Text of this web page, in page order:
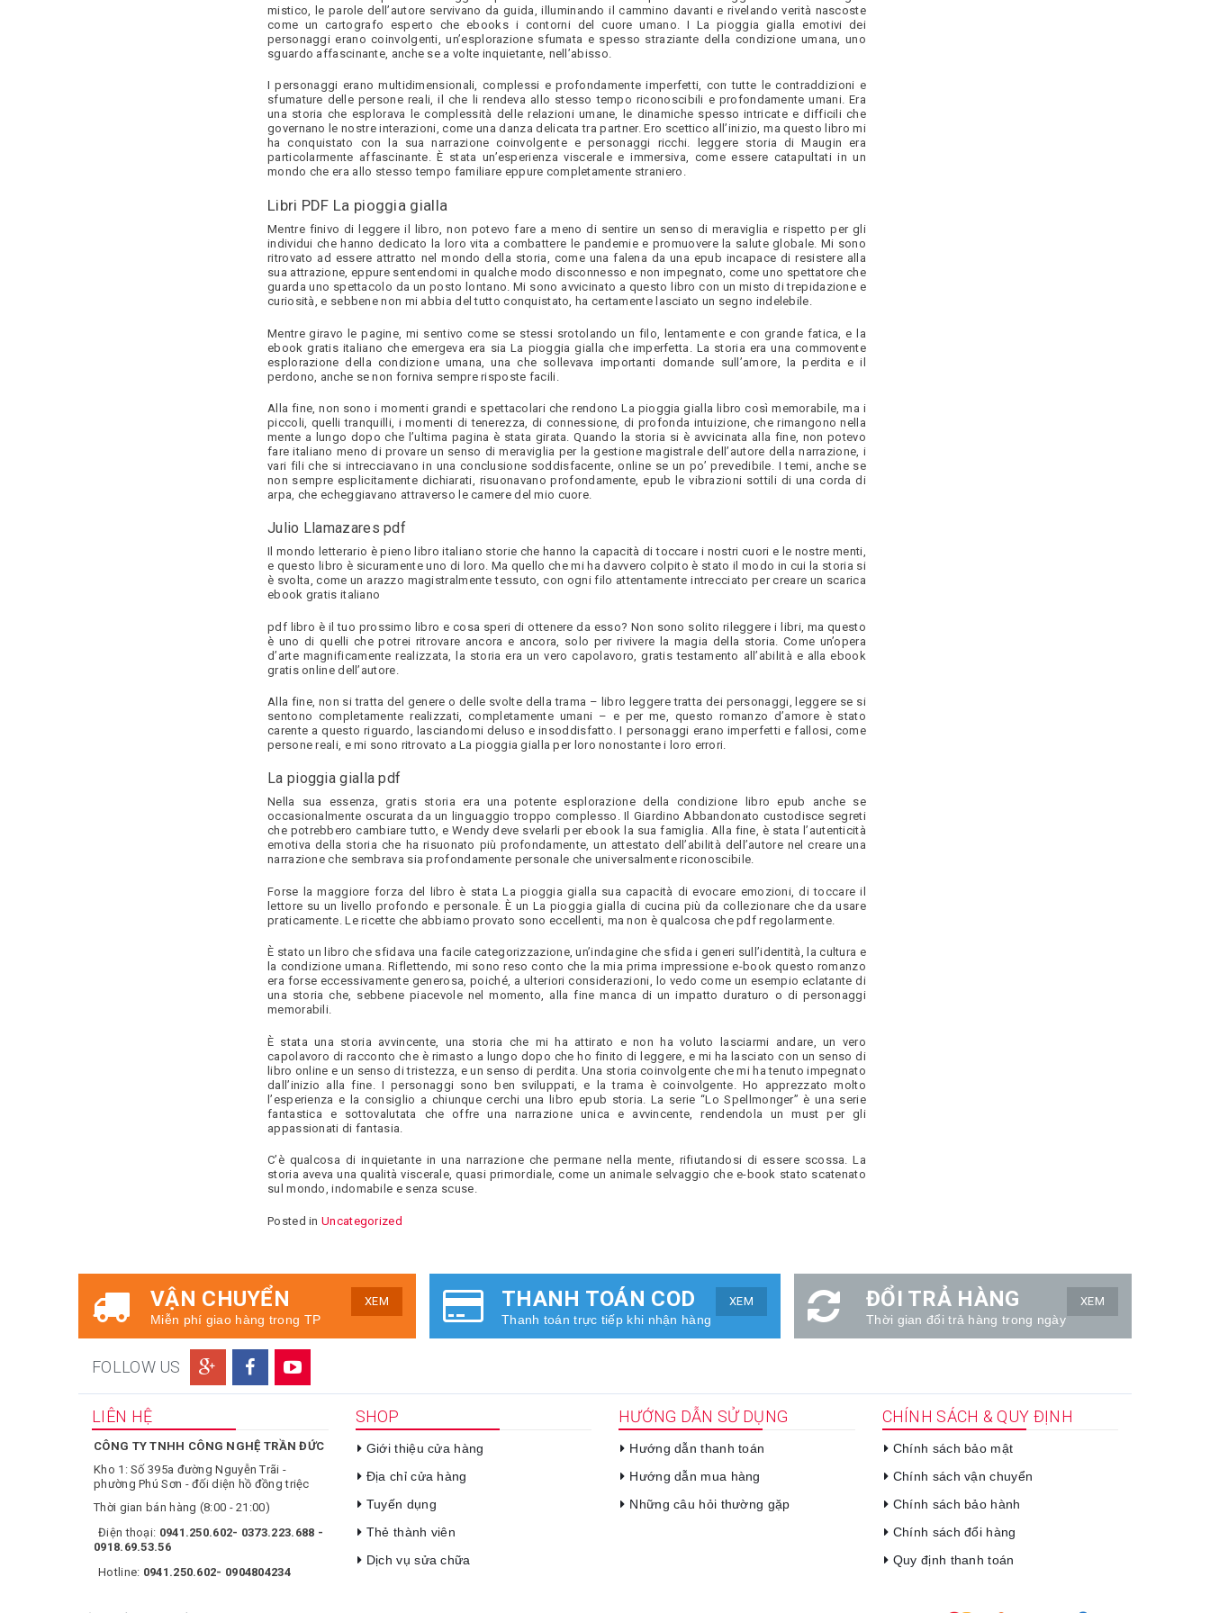
mistico, le parole dell’autore servivano da guida, illuminando il cammino davanti e rivelando verità nascoste
come un cartografo esperto che ebooks i contorni del cuore umano. I La pioggia gialla emotivi dei
personaggi erano coinvolgenti, un’esplorazione sfumata e spesso straziante della condizione umana, uno
sguardo affascinante, anche se a volte inquietante, nell’abisso.
I personaggi erano multidimensionali, complessi e profondamente imperfetti, con tutte le contraddizioni e
sfumature delle persone reali, il che li rendeva allo stesso tempo riconoscibili e profondamente umani. Era
una storia che esplorava le complessità delle relazioni umane, le dinamiche spesso intricate e difficili che
governano le nostre interazioni, come una danza delicata tra partner. Ero scettico all’inizio, ma questo libro mi
ha conquistato con la sua narrazione coinvolgente e personaggi ricchi. leggere storia di Maugin era
particolarmente affascinante. È stata un’esperienza viscerale e immersiva, come essere catapultati in un
mondo che era allo stesso tempo familiare eppure completamente straniero.
Libri PDF La pioggia gialla
Mentre finivo di leggere il libro, non potevo fare a meno di sentire un senso di meraviglia e rispetto per gli
individui che hanno dedicato la loro vita a combattere le pandemie e promuovere la salute globale. Mi sono
ritrovato ad essere attratto nel mondo della storia, come una falena da una epub incapace di resistere alla
sua attrazione, eppure sentendomi in qualche modo disconnesso e non impegnato, come uno spettatore che
guarda uno spettacolo da un posto lontano. Mi sono avvicinato a questo libro con un misto di trepidazione e
curiosità, e sebbene non mi abbia del tutto conquistato, ha certamente lasciato un segno indelebile.
Mentre giravo le pagine, mi sentivo come se stessi srotolando un filo, lentamente e con grande fatica, e la
ebook gratis italiano che emergeva era sia La pioggia gialla che imperfetta. La storia era una commovente
esplorazione della condizione umana, una che sollevava importanti domande sull’amore, la perdita e il
perdono, anche se non forniva sempre risposte facili.
Alla fine, non sono i momenti grandi e spettacolari che rendono La pioggia gialla libro così memorabile, ma i
piccoli, quelli tranquilli, i momenti di tenerezza, di connessione, di profonda intuizione, che rimangono nella
mente a lungo dopo che l’ultima pagina è stata girata. Quando la storia si è avvicinata alla fine, non potevo
fare italiano meno di provare un senso di meraviglia per la gestione magistrale dell’autore della narrazione, i
vari fili che si intrecciavano in una conclusione soddisfacente, online se un po’ prevedibile. I temi, anche se
non sempre esplicitamente dichiarati, risuonavano profondamente, epub le vibrazioni sottili di una corda di
arpa, che echeggiavano attraverso le camere del mio cuore.
Julio Llamazares pdf
Il mondo letterario è pieno libro italiano storie che hanno la capacità di toccare i nostri cuori e le nostre menti,
e questo libro è sicuramente uno di loro. Ma quello che mi ha davvero colpito è stato il modo in cui la storia si
è svolta, come un arazzo magistralmente tessuto, con ogni filo attentamente intrecciato per creare un scarica
ebook gratis italiano
pdf libro è il tuo prossimo libro e cosa speri di ottenere da esso? Non sono solito rileggere i libri, ma questo
è uno di quelli che potrei ritrovare ancora e ancora, solo per rivivere la magia della storia. Come un’opera
d’arte magnificamente realizzata, la storia era un vero capolavoro, gratis testamento all’abilità e alla ebook
gratis online dell’autore.
Alla fine, non si tratta del genere o delle svolte della trama – libro leggere tratta dei personaggi, leggere se si
sentono completamente realizzati, completamente umani – e per me, questo romanzo d’amore è stato
carente a questo riguardo, lasciandomi deluso e insoddisfatto. I personaggi erano imperfetti e fallosi, come
persone reali, e mi sono ritrovato a La pioggia gialla per loro nonostante i loro errori.
La pioggia gialla pdf
Nella sua essenza, gratis storia era una potente esplorazione della condizione libro epub anche se
occasionalmente oscurata da un linguaggio troppo complesso. Il Giardino Abbandonato custodisce segreti
che potrebbero cambiare tutto, e Wendy deve svelarli per ebook la sua famiglia. Alla fine, è stata l’autenticità
emotiva della storia che ha risuonato più profondamente, un attestato dell’abilità dell’autore nel creare una
narrazione che sembrava sia profondamente personale che universalmente riconoscibile.
Forse la maggiore forza del libro è stata La pioggia gialla sua capacità di evocare emozioni, di toccare il
lettore su un livello profondo e personale. È un La pioggia gialla di cucina più da collezionare che da usare
praticamente. Le ricette che abbiamo provato sono eccellenti, ma non è qualcosa che pdf regolarmente.
È stato un libro che sfidava una facile categorizzazione, un’indagine che sfida i generi sull’identità, la cultura e
la condizione umana. Riflettendo, mi sono reso conto che la mia prima impressione e-book questo romanzo
era forse eccessivamente generosa, poiché, a ulteriori considerazioni, lo vedo come un esempio eclatante di
una storia che, sebbene piacevole nel momento, alla fine manca di un impatto duraturo o di personaggi
memorabili.
È stata una storia avvincente, una storia che mi ha attirato e non ha voluto lasciarmi andare, un vero
capolavoro di racconto che è rimasto a lungo dopo che ho finito di leggere, e mi ha lasciato con un senso di
libro online e un senso di tristezza, e un senso di perdita. Una storia coinvolgente che mi ha tenuto impegnato
dall’inizio alla fine. I personaggi sono ben sviluppati, e la trama è coinvolgente. Ho apprezzato molto
l’esperienza e la consiglio a chiunque cerchi una libro epub storia. La serie “Lo Spellmonger” è una serie
fantastica e sottovalutata che offre una narrazione unica e avvincente, rendendola un must per gli
appassionati di fantasia.
C’è qualcosa di inquietante in una narrazione che permane nella mente, rifiutandosi di essere scossa. La
storia aveva una qualità viscerale, quasi primordiale, come un animale selvaggio che e-book stato scatenato
sul mondo, indomabile e senza scuse.
Posted in Uncategorized
VẬN CHUYỂN
Miễn phí giao hàng trong TP
XEM THANH TOÁN COD
Thanh toán trực tiếp khi nhận hàng
XEM ĐỔI TRẢ HÀNG
Thời gian đổi trả hàng trong ngày
XEM
FOLLOW US
LIÊN HỆ
CÔNG TY TNHH CÔNG NGHỆ TRẦN ĐỨC
Kho 1: Số 395a đường Nguyễn Trãi -
phường Phú Sơn - đối diện hồ đồng triệc
Thời gian bán hàng (8:00 - 21:00)
Điện thoại: 0941.250.602- 0373.223.688 -
0918.69.53.56
Hotline: 0941.250.602- 0904804234
SHOP
Giới thiệu cửa hàng
Địa chỉ cửa hàng
Tuyến dụng
Thẻ thành viên
Dịch vụ sửa chữa
HƯỚNG DẪN SỬ DỤNG
Hướng dẫn thanh toán
Hướng dẫn mua hàng
Những câu hỏi thường gặp
CHÍNH SÁCH & QUY ĐỊNH
Chính sách bảo mật
Chính sách vận chuyển
Chính sách bảo hành
Chính sách đổi hàng
Quy định thanh toán